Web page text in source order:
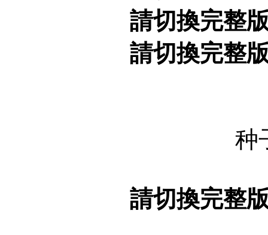
請切換完整
請切換完整
种
請切換完整